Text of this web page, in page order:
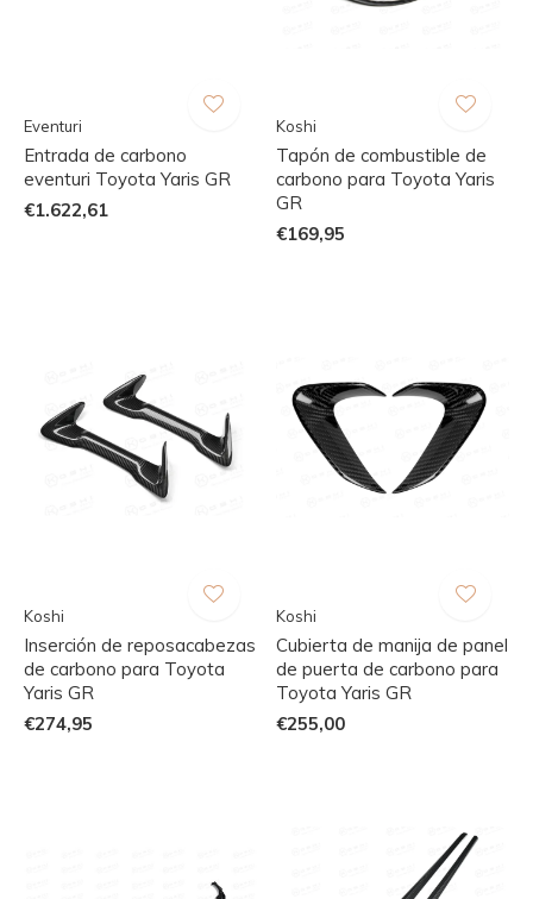
Eventuri
Entrada de carbono
eventuri Toyota Yaris GR
€1.622,61
Koshi
Tapón de combustible de
carbono para Toyota Yaris
GR
€169,95
Koshi
Inserción de reposacabezas
de carbono para Toyota
Yaris GR
€274,95
Koshi
Cubierta de manija de panel
de puerta de carbono para
Toyota Yaris GR
€255,00